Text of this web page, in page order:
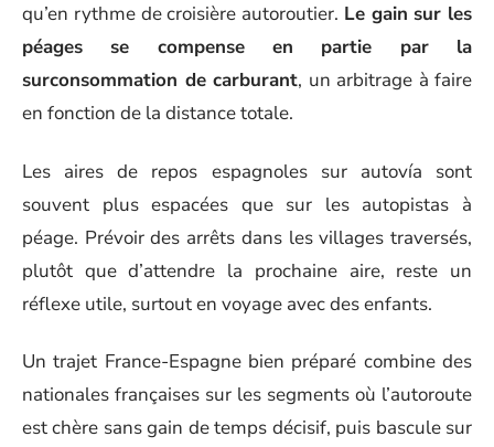
qu’en rythme de croisière autoroutier. Le gain sur les
péages se compense en partie par la
surconsommation de carburant, un arbitrage à faire
en fonction de la distance totale.
Les aires de repos espagnoles sur autovía sont
souvent plus espacées que sur les autopistas à
péage. Prévoir des arrêts dans les villages traversés,
plutôt que d’attendre la prochaine aire, reste un
réflexe utile, surtout en voyage avec des enfants.
Un trajet France-Espagne bien préparé combine des
nationales françaises sur les segments où l’autoroute
est chère sans gain de temps décisif, puis bascule sur